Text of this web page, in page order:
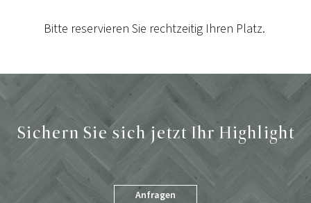
Bitte reservieren Sie rechtzeitig Ihren Platz.
Sichern Sie sich jetzt Ihr Highlight
Anfragen